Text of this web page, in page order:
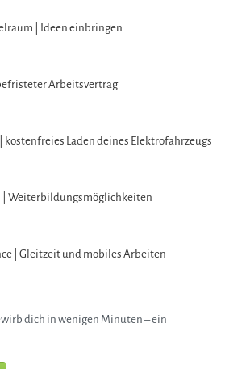
| Ideen einbringen
Arbeitsvertrag
Laden deines Elektrofahrzeugs
| Weiterbildungsmöglichkeiten
| Gleitzeit und mobiles Arbeiten
dich in wenigen Minuten – ein